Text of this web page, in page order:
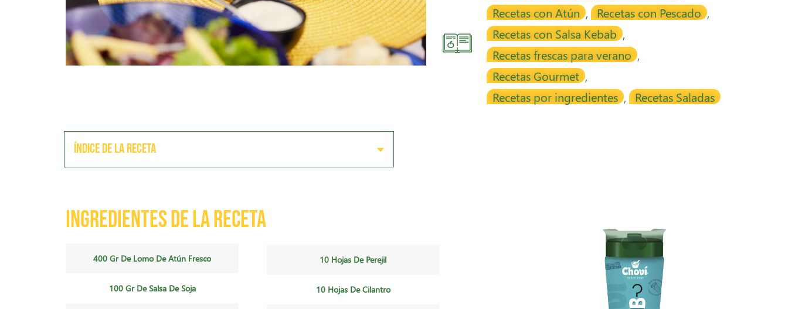
Recetas con Atún , Recetas con Pescado ,
Recetas con Salsa Kebab ,
Recetas frescas para verano ,
Recetas Gourmet ,
Recetas por ingredientes , Recetas Saladas
Índice de la receta
Ingredientes de la receta
400 Gr De Lomo De Atún Fresco
100 Gr De Salsa De Soja
10 Hojas De Perejil
10 Hojas De Cilantro